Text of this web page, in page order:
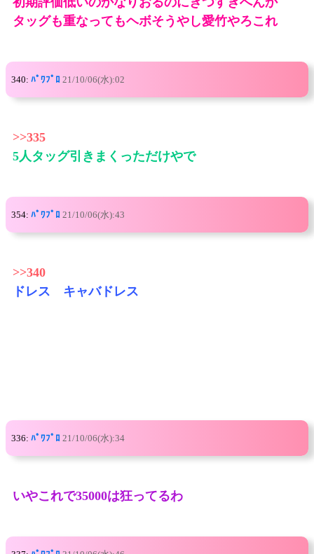
タッグも重なってもヘボそうやし愛竹やろこれ
340: ﾊﾟﾜﾌﾟﾛ 21/10/06(水):02
>>335
5人タッグ引きまくっただけやで
354: ﾊﾟﾜﾌﾟﾛ 21/10/06(水):43
>>340
ドレス キャバドレス
336: ﾊﾟﾜﾌﾟﾛ 21/10/06(水):34
いやこれで35000は狂ってるわ